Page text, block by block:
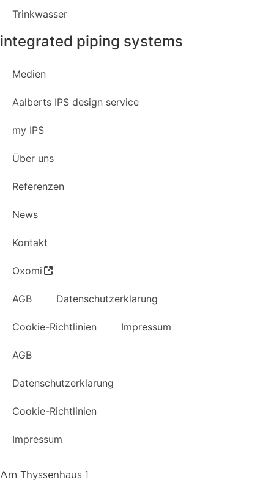
Trinkwasser
integrated piping systems
Medien
Aalberts IPS design service
my IPS
Über uns
Referenzen
News
Kontakt
Oxomi
AGB Datenschutzerklarung
Cookie-Richtlinien Impressum
AGB
Datenschutzerklarung
Cookie-Richtlinien
Impressum
Am Thyssenhaus 1